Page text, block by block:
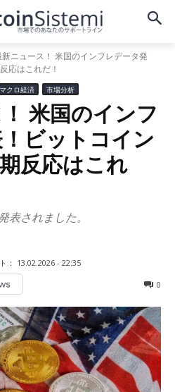
新ニュース！ 米国のインフレデータ発
応はこれだ！
マクロ経済 市場分析
米国のインフ
ビットコイン
反応はこれ
されました。
： 13.02.2026 - 22:35
0